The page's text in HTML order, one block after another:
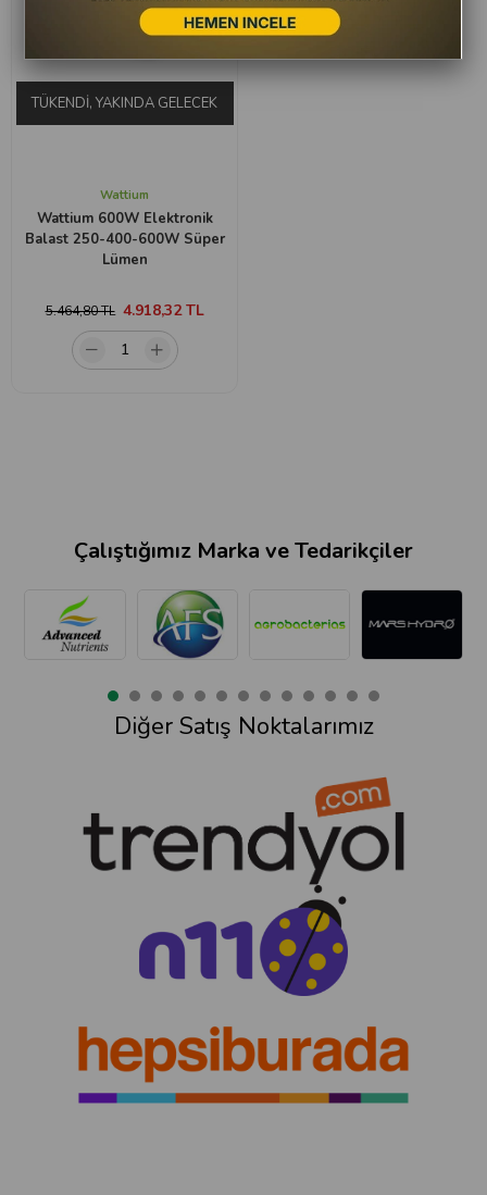
TÜKENDI, YAKINDA GELECEK
Wattium
Wattium 600W Elektronik
Balast 250-400-600W Süper
Lümen
4.918,32 TL
5.464,80 TL
Çalıştığımız Marka ve Tedarikçiler
Diğer Satış Noktalarımız